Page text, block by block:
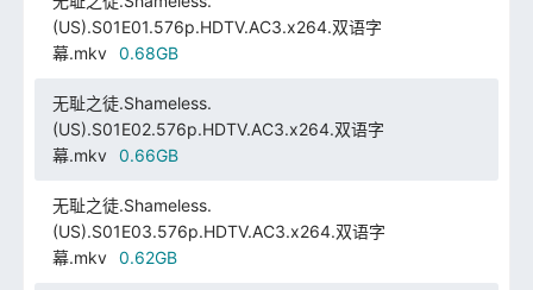
(US).S01E01.576p.HDTV.AC3.x264.双语字
幕.mkv
0.68GB
无耻之徒.Shameless.
(US).S01E02.576p.HDTV.AC3.x264.双语字
幕.mkv
0.66GB
无耻之徒.Shameless.
(US).S01E03.576p.HDTV.AC3.x264.双语字
幕.mkv
0.62GB